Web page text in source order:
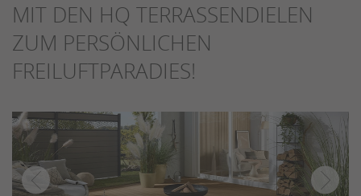
MIT DEN HQ TERRASSENDIELEN
ZUM PERSÖNLICHEN
FREILUFTPARADIES!